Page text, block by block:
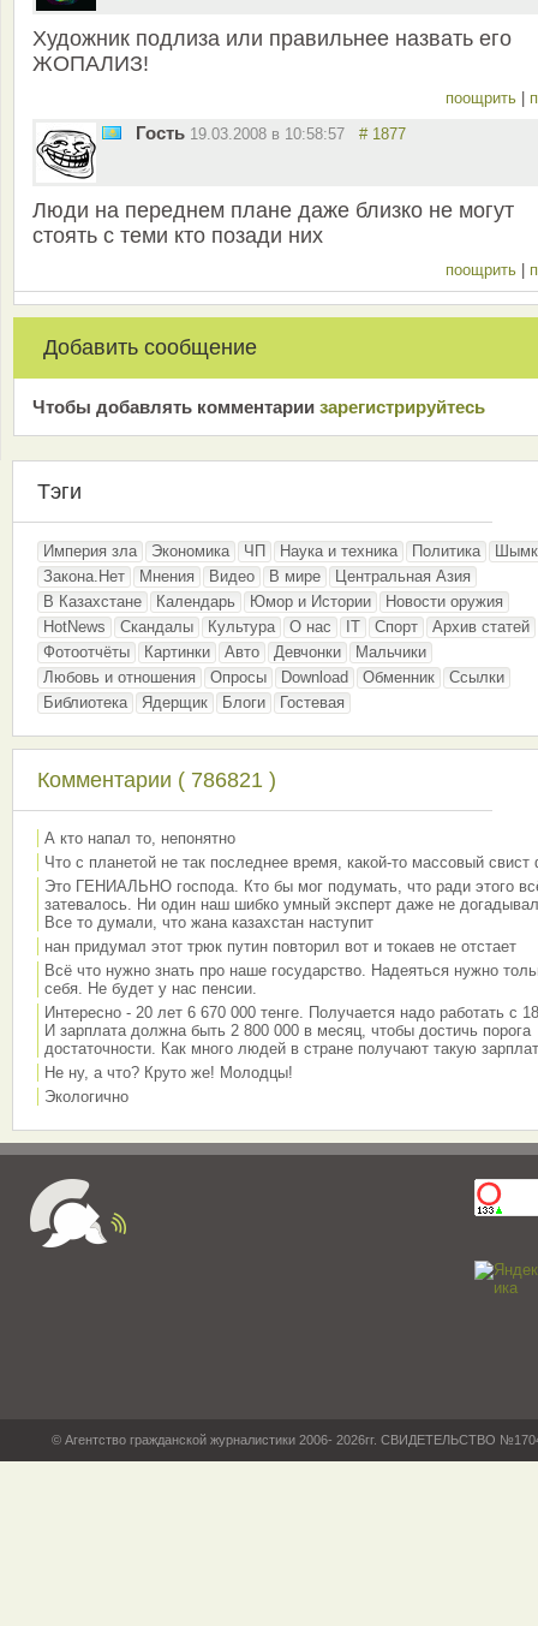
Художник подлиза или правильнее назвать его
ЖОПАЛИЗ!
поощрить
Гость 19.03.2008 в 10:58:57 # 1877
Люди на переднем плане даже близко не могут
стоять с теми кто позади них
поощрить
Добавить сообщение
Чтобы добавлять комментарии зарeгиcтрирyйтeсь
Тэги
Империя зла Экономика ЧП Наука и техника Политика
Закона.Нет
Мнения Видео В мире
Центральная Азия
В Казахстане
Календарь Юмор и Истории
Новости оружия
HotNews
Скандалы Культура О нас IT Спорт
Архив статей
Фотоотчёты
Картинки Авто Девчонки
Мальчики
Любовь и отношения
Опросы Download Обменник
Ссылки
Библиотека
Ядерщик Блоги Гостевая
Комментарии ( 786821 )
А кто напал то, непонятно
Что с планетой не так последнее время, какой-то массовый свист
Это ГЕНИАЛЬНО господа. Кто бы мог подумать, что ради этого
затевалось. Ни один наш шибко умный эксперт даже не
Все то думали, что жана казахстан наступит
нан придумал этот трюк путин повторил вот и токаев не отстает
Всё что нужно знать про наше государство. Надеяться нужно
себя. Не будет у нас пенсии.
Интересно - 20 лет 6 670 000 тенге. Получается надо работать с
И зарплата должна быть 2 800 000 в месяц, чтобы достичь порога
достаточности. Как много людей в стране получают такую
Не ну, а что? Круто же! Молодцы!
Экологично
© Агентство гражданской журналистики 2006- 2026гг. СВИДЕТЕЛЬСТВО